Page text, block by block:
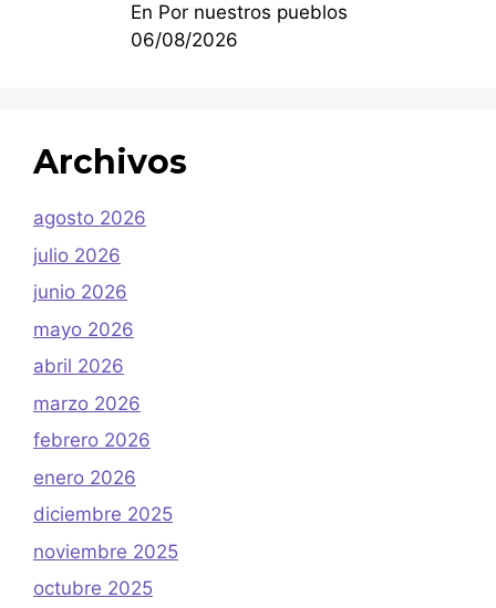
En Por nuestros pueblos
06/08/2026
Archivos
agosto 2026
julio 2026
junio 2026
mayo 2026
abril 2026
marzo 2026
febrero 2026
enero 2026
diciembre 2025
noviembre 2025
octubre 2025